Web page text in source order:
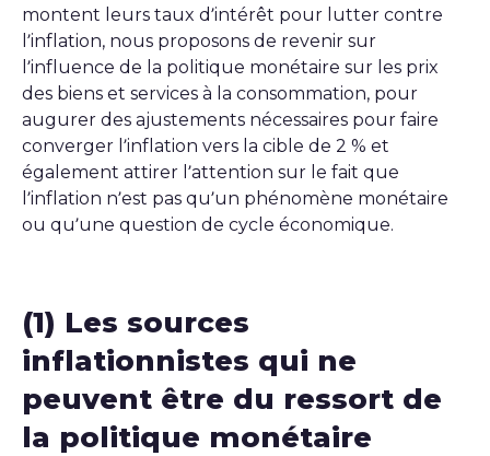
montent leurs taux d’intérêt pour lutter contre
l’inflation, nous proposons de revenir sur
l’influence de la politique monétaire sur les prix
des biens et services à la consommation, pour
augurer des ajustements nécessaires pour faire
converger l’inflation vers la cible de 2 % et
également attirer l’attention sur le fait que
l’inflation n’est pas qu’un phénomène monétaire
ou qu’une question de cycle économique.
(1) Les sources
inflationnistes qui ne
peuvent être du ressort de
la politique monétaire